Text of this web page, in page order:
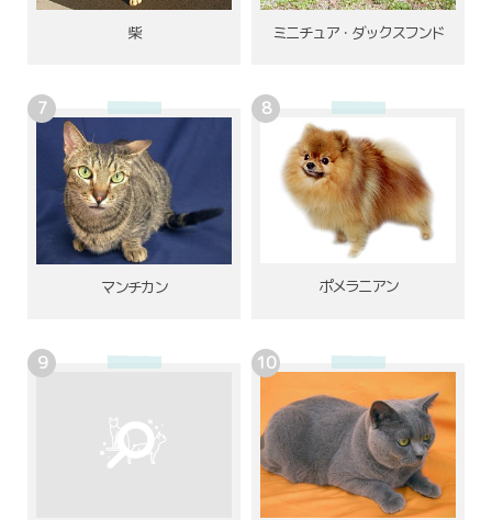
柴 ミニチュア・ダックスフンド
マンチカン ポメラニアン